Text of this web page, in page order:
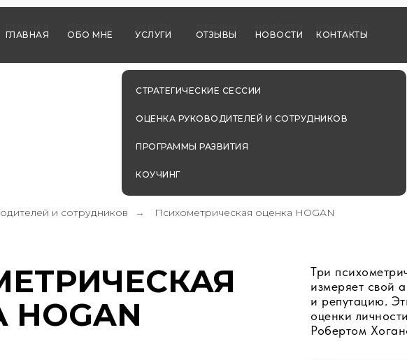
ГЛАВНАЯ ОБО МНЕ УСЛУГИ ОТЗЫВЫ НОВОСТИ КОНТАКТЫ
СТРАТЕГИЧЕСКИЕ СЕССИИ
ОЦЕНКА РУКОВОДИТЕЛЕЙ И СОТРУДНИКОВ
ПРОГРАММЫ РАЗВИТИЯ
КОУЧИНГ
и сотрудников → Психометрическая оценка HOGAN
Три
измеряет свой
и репутацию.
оценки
Робертом